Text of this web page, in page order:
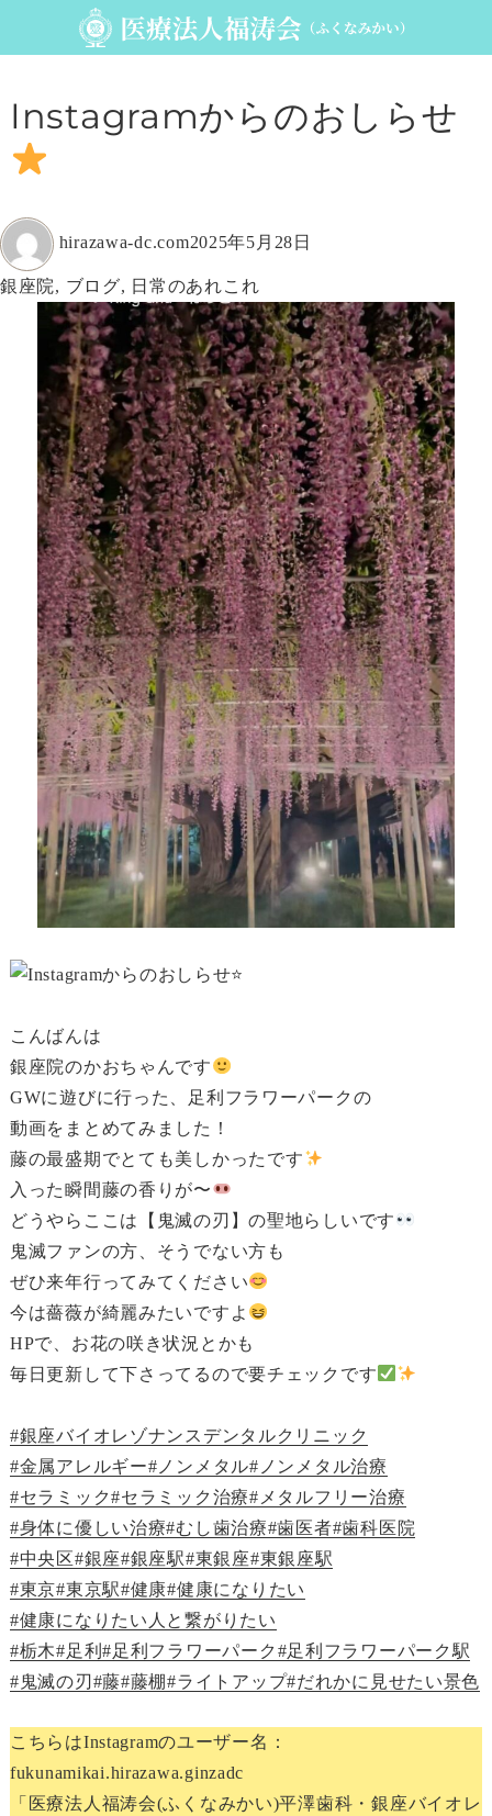
Instagramからのおしらせ
者
hirazawa-dc.com投
日:
2025年5月28日
カ
銀座院, ブログ, 日常のあれこれ
こんばんは
銀座院のかおちゃんです
GWに遊びに行った、足利フラワーパークの
動画をまとめてみました！
藤の最盛期でとても美しかったです
入った瞬間藤の香りが〜
どうやらここは【鬼滅の刃】の聖地らしいです
鬼滅ファンの方、そうでない方も
ぜひ来年行ってみてください
今は薔薇が綺麗みたいですよ
HPで、お花の咲き状況とかも
毎日更新して下さってるので要チェックです
#銀座バイオレゾナンスデンタルクリニック
#金属アレルギー#ノンメタル#ノンメタル治療
#セラミック#セラミック治療#メタルフリー治療
#身体に優しい治療#むし歯治療#歯医者#歯科医院
#中央区#銀座#銀座駅#東銀座#東銀座駅
#東京#東京駅#健康#健康になりたい
#健康になりたい人と繋がりたい
#栃木#足利#足利フラワーパーク #足利フラワーパーク駅
#鬼滅の刃 #藤#藤棚#ライトアップ#だれかに見せたい景色
こちらはInstagramのユーザー名：
fukunamikai.hirazawa.ginzadc
「医療法人福涛会(ふくなみかい)平澤歯科・銀座バイオレ